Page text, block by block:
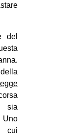
del
legge
sia
cui